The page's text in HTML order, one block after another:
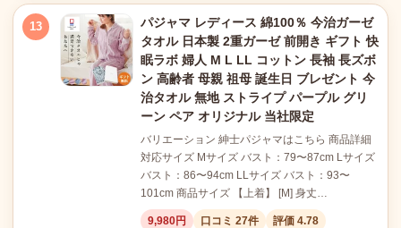
13
パジャマ レディース 綿100％ 今治ガーゼ
タオル 日本製 2重ガーゼ 前開き ギフト 快
眠ラボ 婦人 M L LL コットン 長袖 長ズボ
ン 高齢者 母親 祖母 誕生日 ブレゼント 今
治タオル 無地 ストライプ パープル グリ
ーン ペア オリジナル 当社限定
バリエーション 紳士パジャマはこちら 商品詳細
対応サイズ Mサイズ バスト：79〜87cm Lサイズ
バスト：86〜94cm LLサイズ バスト：93〜
101cm 商品サイズ 【上着】 [M] 身丈…
9,980円 口コミ 27件
評価 4.78